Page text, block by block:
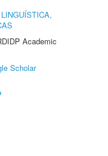
Academic
Scholar